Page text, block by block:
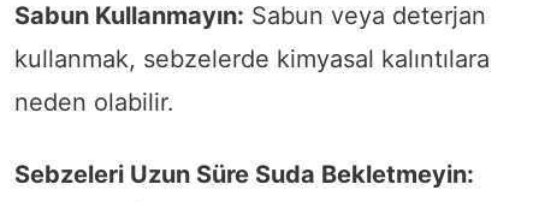
Sabun Kullanmayın: Sabun veya deterjan
kullanmak, sebzelerde kimyasal kalıntılara
neden olabilir.
Sebzeleri Uzun Süre Suda Bekletmeyin: